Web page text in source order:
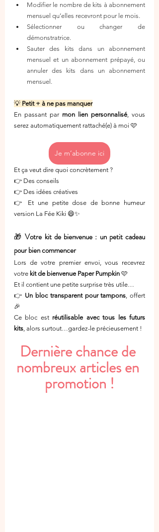
Modifier le nombre de kits à abonnement
mensuel qu’elles recevront pour le mois.
Sélectionner ou changer de
démonstratrice.
Sauter des kits dans un abonnement
mensuel et un abonnement prépayé, ou
annuler des kits dans un abonnement
mensuel.
💡 Petit + à ne pas manquer
En passant par mon lien personnalisé , vous
serez automatiquement rattaché(e) à moi 🩷
Je m’abonne ici
Et ça veut dire quoi concrètement ?
👉 Des conseils
👉 Des idées créatives
👉 Et une petite dose de bonne humeur
version La Fée Kiki 😄✨
🎁 Votre kit de bienvenue : un petit cadeau
pour bien commencer
Lors de votre premier envoi, vous recevrez
votre kit de bienvenue Paper Pumpkin 🩷
Et il contient une petite surprise très utile…
👉 Un bloc transparent pour tampons , offert
🎉
Ce bloc est réutilisable avec tous les futurs
kits , alors surtout…gardez-le précieusement !
Dernière chance de
nombreux articles en
promotion !